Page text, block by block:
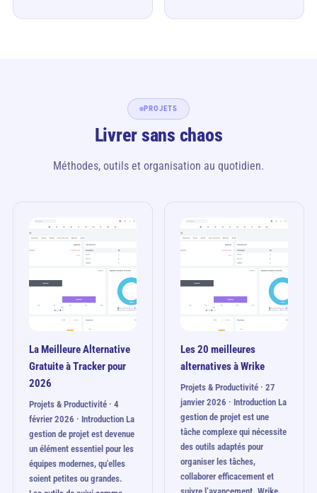
PROJETS
Livrer sans chaos
Méthodes, outils et organisation au quotidien.
La Meilleure Alternative
Gratuite à Tracker pour
2026
Projets & Productivité · 4
février 2026 · Introduction La
gestion de projet est devenue
un élément essentiel pour les
équipes modernes, qu'elles
soient petites ou grandes.
Les 20 meilleures
alternatives à Wrike
Projets & Productivité · 27
janvier 2026 · Introduction La
gestion de projet est une
tâche complexe qui nécessite
des outils adaptés pour
organiser les tâches,
collaborer efficacement et